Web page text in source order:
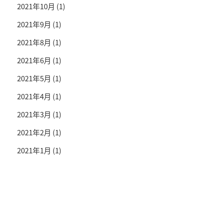
2021年10月 (1)
2021年9月 (1)
2021年8月 (1)
2021年6月 (1)
2021年5月 (1)
2021年4月 (1)
2021年3月 (1)
2021年2月 (1)
2021年1月 (1)